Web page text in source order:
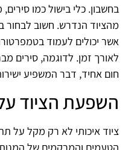
בחשבון. כלי בישול כמו
מהציוד הנדרש. חשוב לבחור
אשר יכולים לעמוד
לאורך זמן. לדוגמה, סירים
חום אחיד, דבר המשפיע
השפעת הציוד
ציוד איכותי לא רק מקל על